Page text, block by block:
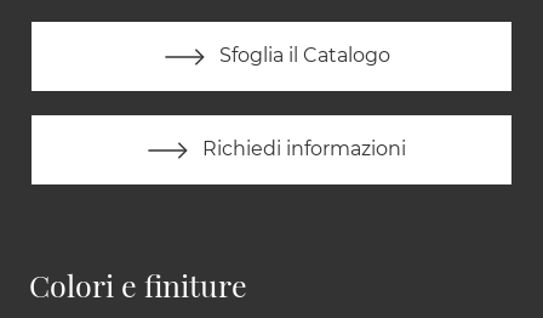
Sfoglia il Catalogo
Richiedi informazioni
Colori e finiture